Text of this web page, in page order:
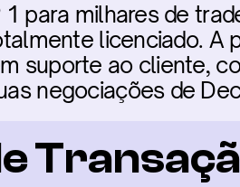
para milhares de
licenciado. A
suporte ao cliente,
negociações de